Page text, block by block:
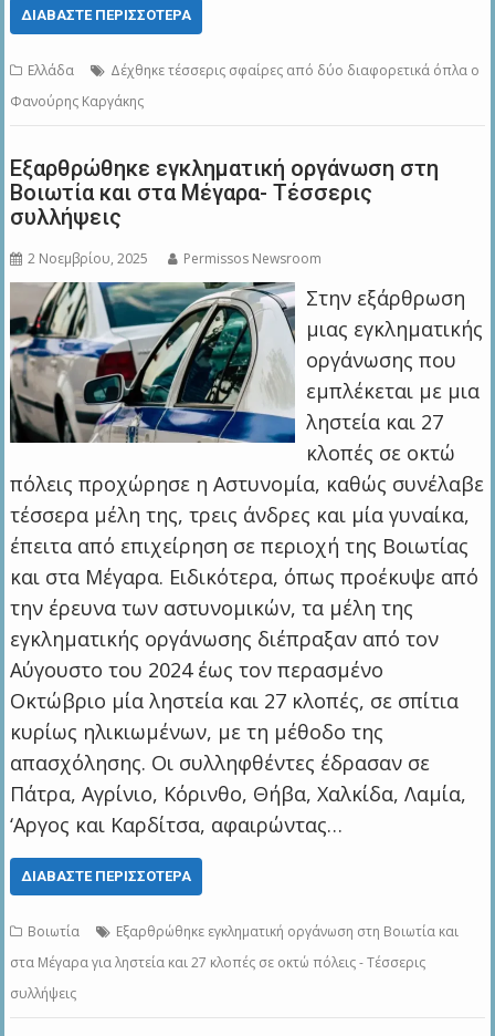
ΔΙΑΒΆΣΤΕ ΠΕΡΙΣΣΌΤΕΡΑ
Ελλάδα
Δέχθηκε τέσσερις σφαίρες από δύο διαφορετικά όπλα ο
Φανούρης Καργάκης
Εξαρθρώθηκε εγκληματική οργάνωση στη
Βοιωτία και στα Μέγαρα- Τέσσερις
συλλήψεις
2 Νοεμβρίου, 2025 Permissos Newsroom
Στην εξάρθρωση
μιας εγκληματικής
οργάνωσης που
εμπλέκεται με μια
ληστεία και 27
κλοπές σε οκτώ
πόλεις προχώρησε η Αστυνομία, καθώς συνέλαβε
τέσσερα μέλη της, τρεις άνδρες και μία γυναίκα,
έπειτα από επιχείρηση σε περιοχή της Βοιωτίας
και στα Μέγαρα. Ειδικότερα, όπως προέκυψε από
την έρευνα των αστυνομικών, τα μέλη της
εγκληματικής οργάνωσης διέπραξαν από τον
Αύγουστο του 2024 έως τον περασμένο
Οκτώβριο μία ληστεία και 27 κλοπές, σε σπίτια
κυρίως ηλικιωμένων, με τη μέθοδο της
απασχόλησης. Οι συλληφθέντες έδρασαν σε
Πάτρα, Αγρίνιο, Κόρινθο, Θήβα, Χαλκίδα, Λαμία,
‘Αργος και Καρδίτσα, αφαιρώντας…
ΔΙΑΒΆΣΤΕ ΠΕΡΙΣΣΌΤΕΡΑ
Βοιωτία
Εξαρθρώθηκε εγκληματική οργάνωση στη Βοιωτία και
στα Μέγαρα για ληστεία και 27 κλοπές σε οκτώ πόλεις - Τέσσερις
συλλήψεις